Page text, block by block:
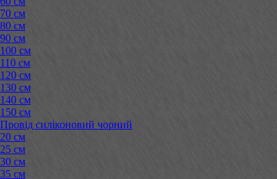
70 см
80 см
90 см
100 см
110 см
120 см
130 см
140 см
150 см
Провід силіконовий чорний
20 см
25 см
30 см
35 см